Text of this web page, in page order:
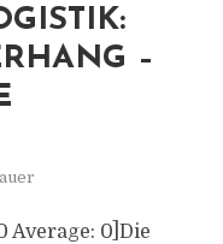
–
Average: 0]Die